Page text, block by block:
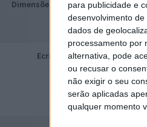
para publicidade e
desenvolvimento de
dados de
processamento por
alternativa, pode
ou recusar o
não exigir o seu
serão aplicadas
qualquer momento
Dimensões e Peso
Ecrã